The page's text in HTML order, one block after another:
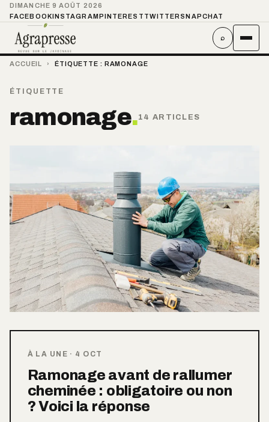
DIMANCHE 9 AOÛT 2026
FACEBOOKINSTAGRAMPINTEREST TWITTER SNAPCHAT
⌕
ACCUEIL › ÉTIQUETTE : RAMONAGE
ÉTIQUETTE
ramonage.14 ARTICLES
À LA UNE · 4 OCT
Ramonage avant de rallumer
cheminée : obligatoire ou non
? Voici la réponse